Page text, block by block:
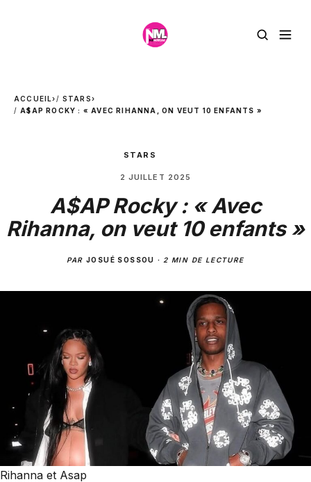
ACCUEIL› STARS›
A$AP ROCKY : « AVEC RIHANNA, ON VEUT 10 ENFANTS »
STARS
2 JUILLET 2025
A$AP Rocky : « Avec
Rihanna, on veut 10 enfants »
PARJOSUÉ SOSSOU · 2 MIN DE LECTURE
Rihanna et Asap